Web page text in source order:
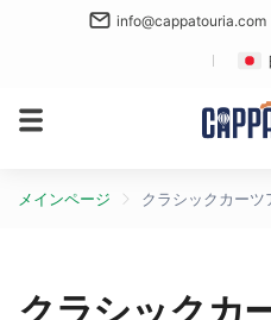
info@cappatouria.com
メインページ クラシックカーツ